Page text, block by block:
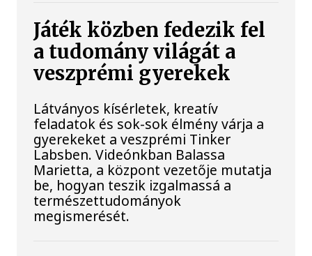
Játék közben fedezik fel
a tudomány világát a
veszprémi gyerekek
Látványos kísérletek, kreatív
feladatok és sok-sok élmény várja a
gyerekeket a veszprémi Tinker
Labsben. Videónkban Balassa
Marietta, a központ vezetője mutatja
be, hogyan teszik izgalmassá a
természettudományok
megismerését.